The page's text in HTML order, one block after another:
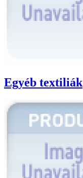
Egyéb textiliák